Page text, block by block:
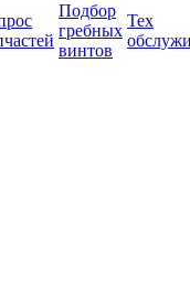
Подбор
гребных
винтов
Тех